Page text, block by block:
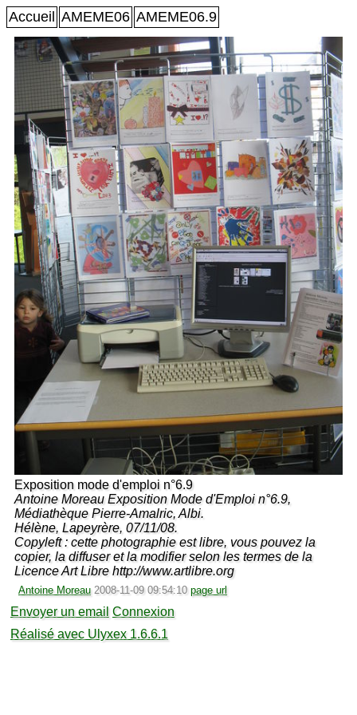
Accueil AMEME06 AMEME06.9
Exposition mode d'emploi n°6.9
Antoine Moreau Exposition Mode d'Emploi n°6.9,
Médiathèque Pierre-Amalric, Albi.
Hélène, Lapeyrère, 07/11/08.
Copyleft : cette photographie est libre, vous pouvez la
copier, la diffuser et la modifier selon les termes de la
Licence Art Libre http://www.artlibre.org
Antoine Moreau 2008-11-09 09:54:10 page url
Envoyer un email Connexion
Réalisé avec Ulyxex 1.6.6.1